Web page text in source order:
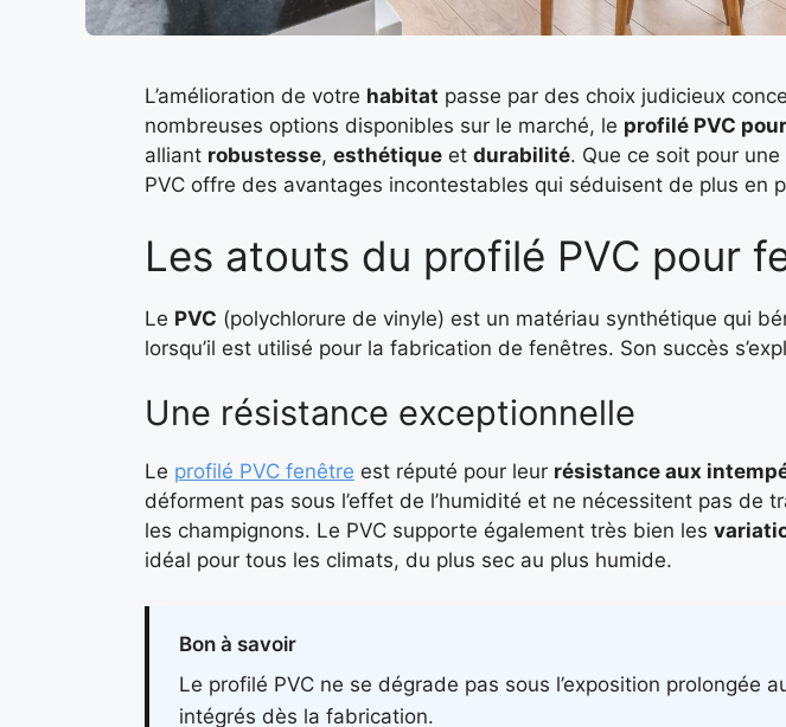
L’amélioration de votre habitat passe par des choix judicieux
nombreuses options disponibles sur le marché, le profilé PVC
alliant robustesse, esthétique et durabilité. Que ce soit pour
PVC offre des avantages incontestables qui séduisent de plus en
Les atouts du profilé PVC pour
Le PVC (polychlorure de vinyle) est un matériau synthétique qui
lorsqu’il est utilisé pour la fabrication de fenêtres. Son succès
Une résistance exceptionnelle
Le profilé PVC fenêtre est réputé pour leur résistance aux
déforment pas sous l’effet de l’humidité et ne nécessitent pas de
les champignons. Le PVC supporte également très bien les
idéal pour tous les climats, du plus sec au plus humide.
Bon à savoir
Le profilé PVC ne se dégrade pas sous l’exposition prolongée
intégrés dès la fabrication.